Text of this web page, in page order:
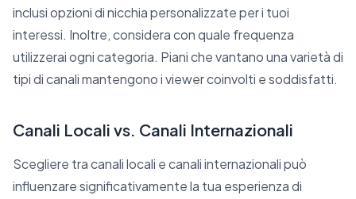
inclusi opzioni di nicchia personalizzate per i tuoi
interessi. Inoltre, considera con quale frequenza
utilizzerai ogni categoria. Piani che vantano una varietà di
tipi di canali mantengono i viewer coinvolti e soddisfatti.
Canali Locali vs. Canali Internazionali
Scegliere tra canali locali e canali internazionali può
influenzare significativamente la tua esperienza di